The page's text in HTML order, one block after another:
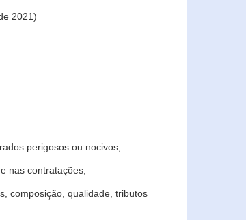
2021)
perigosos ou nocivos;
nas contratações;
composição, qualidade, tributos